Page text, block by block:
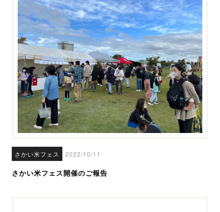
さかい米フェス 2022/10/11
さかい米フェス開催のご報告